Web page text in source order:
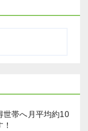
世帯へ月平均約10